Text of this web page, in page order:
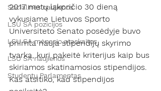
Socialinės naujienos
LSU SA pozicijos
LSU SA mėnesio ataskaitos
LSU SA naujienos
Studentų Parlamentas
2017 metų lakpričio 30 dieną
vykusiame Lietuvos Sporto
Universiteto Senato posėdyje buvo
priimta nauja stipendijų skyrimo
tvarka, kuri pakeitė kriterijus kaip bus
skiriamos skatinamosios stipendijos.
Kas atsitiko, kad stipendijos